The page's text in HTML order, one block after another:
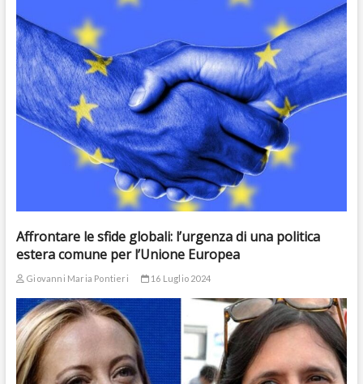
Affrontare le sfide globali: l’urgenza di una politica
estera comune per l’Unione Europea
Giovanni Maria Pontieri 16 Luglio 2024